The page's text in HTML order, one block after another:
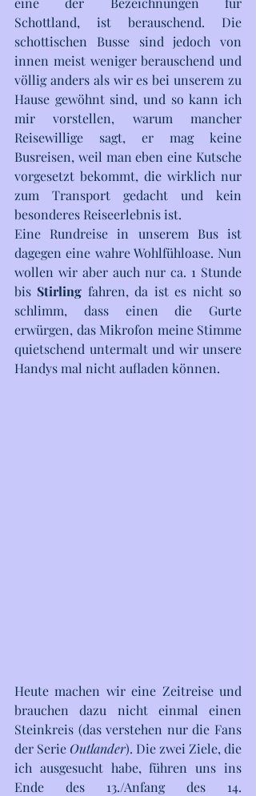
Schottland, ist berauschend. Die
schottischen Busse sind jedoch von
innen meist weniger berauschend und
völlig anders als wir es bei unserem zu
Hause gewöhnt sind, und so kann ich
mir vorstellen, warum mancher
Reisewillige sagt, er mag keine
Busreisen, weil man eben eine Kutsche
vorgesetzt bekommt, die wirklich nur
zum Transport gedacht und kein
besonderes Reiseerlebnis ist.
Eine Rundreise in unserem Bus ist
dagegen eine wahre Wohlfühloase. Nun
wollen wir aber auch nur ca. 1 Stunde
bis Stirling fahren, da ist es nicht so
schlimm, dass einen die Gurte
erwürgen, das Mikrofon meine Stimme
quietschend untermalt und wir unsere
Handys mal nicht aufladen können.
Heute machen wir eine Zeitreise und
brauchen dazu nicht einmal einen
Steinkreis (das verstehen nur die Fans
der Serie Outlander). Die zwei Ziele, die
ich ausgesucht habe, führen uns ins
Ende des 13./Anfang des 14.